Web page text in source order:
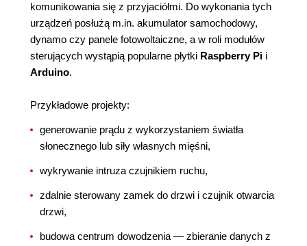
komunikowania się z przyjaciółmi. Do wykonania tych
urządzeń posłużą m.in. akumulator samochodowy,
dynamo czy panele fotowoltaiczne, a w roli modułów
sterujących wystąpią popularne płytki Raspberry Pi i
Arduino.
Przykładowe projekty:
generowanie prądu z wykorzystaniem światła
słonecznego lub siły własnych mięśni,
wykrywanie intruza czujnikiem ruchu,
zdalnie sterowany zamek do drzwi i czujnik otwarcia
drzwi,
budowa centrum dowodzenia — zbieranie danych z